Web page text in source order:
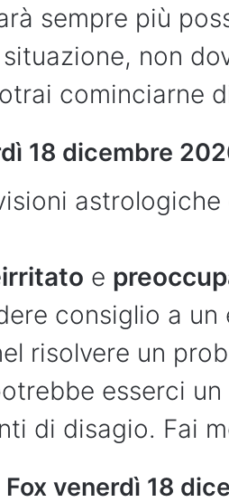
sempre più
non
cominciarne
18 dicembre
astrologiche
irritato e
consiglio a un
risolvere un
esserci un
di disagio. Fai
venerdì 18